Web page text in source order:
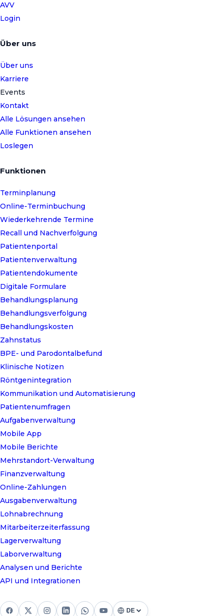
AVV
Login
Über uns
Über uns
Karriere
Events
Kontakt
Alle Lösungen ansehen
Alle Funktionen ansehen
Loslegen
Funktionen
Terminplanung
Online-Terminbuchung
Wiederkehrende Termine
Recall und Nachverfolgung
Patientenportal
Patientenverwaltung
Patientendokumente
Digitale Formulare
Behandlungsplanung
Behandlungsverfolgung
Behandlungskosten
Zahnstatus
BPE- und Parodontalbefund
Klinische Notizen
Röntgenintegration
Kommunikation und Automatisierung
Patientenumfragen
Aufgabenverwaltung
Mobile App
Mobile Berichte
Mehrstandort-Verwaltung
Finanzverwaltung
Online-Zahlungen
Ausgabenverwaltung
Lohnabrechnung
Mitarbeiterzeiterfassung
Lagerverwaltung
Laborverwaltung
Analysen und Berichte
API und Integrationen